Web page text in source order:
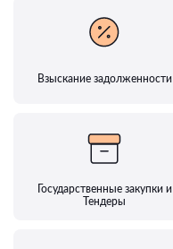
Взыскание задолженности
Государственные закупки и
Тендеры